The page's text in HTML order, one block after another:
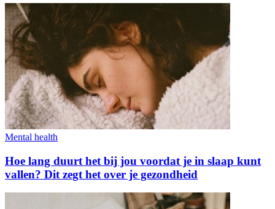
Mental health
Hoe lang duurt het bij jou voordat je in slaap kunt
vallen? Dit zegt het over je gezondheid